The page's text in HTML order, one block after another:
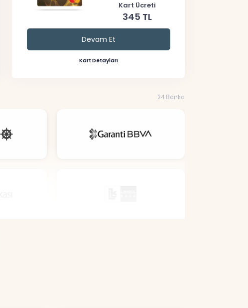
Kart Ücreti
345 TL
Devam Et
Kart Detayları
24 Banka